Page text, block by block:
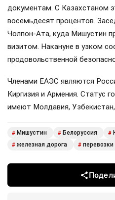
документам. С Казахстаном
восемьдесят процентов.
Чолпон-Ата, куда Мишустин
визитом. Накануне в узком
продовольственной
Членами ЕАЭС являются
Киргизия и Армения. Статус
имеют Молдавия,
# Мишустин # Белоруссия #
# железная дорога # перевозки